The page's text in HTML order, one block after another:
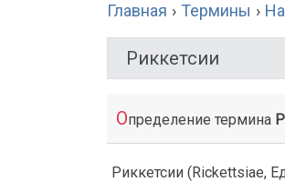
Главная Термины
Риккетсии
Определение термина
Риккетсии (Rickettsiae,